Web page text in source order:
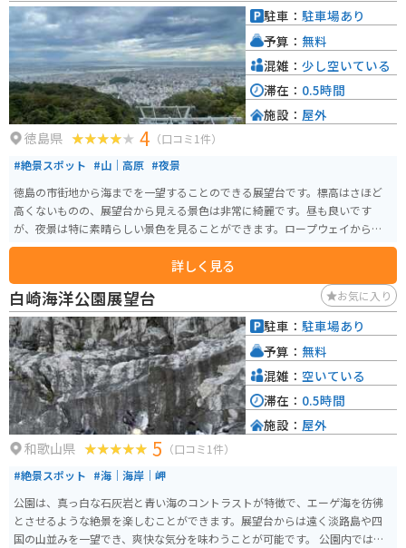
合、道の駅には広い駐車場が完備されているので安心です。周辺には、吉野
川沿いを走る快適なワインディングロードが続くため、ツーリングの拠点と
しても最適です。道の駅でもらえる観光マップを参考に、周辺の観光スポッ
トも巡ってみましょう。
徳島県 4 （口コミ1件）
#絶景スポット #山｜高原 #夜景
徳島の市街地から海までを一望することのできる展望台です。標高はさほど
高くないものの、展望台から見える景色は非常に綺麗です。昼も良いです
が、夜景は特に素晴らしい景色を見ることができます。ロープウェイからも
アクセス可能です。
詳しく見る
駐車： 駐車場あり
予算： 無料
混雑： 少し空いている
滞在： 0.5時間
施設： 屋外
白崎海洋公園展望台 お気に入り
和歌山県 5 （口コミ1件）
#絶景スポット #海｜海岸｜岬
公園は、真っ白な石灰岩と青い海のコントラストが特徴で、エーゲ海を彷彿
とさせるような絶景を楽しむことができます。展望台からは遠く淡路島や四
国の山並みを一望でき、爽快な気分を味わうことが可能です。 公園内では、
駐車： 駐車場あり
予算： 無料
混雑： 空いている
滞在： 0.5時間
施設： 屋外